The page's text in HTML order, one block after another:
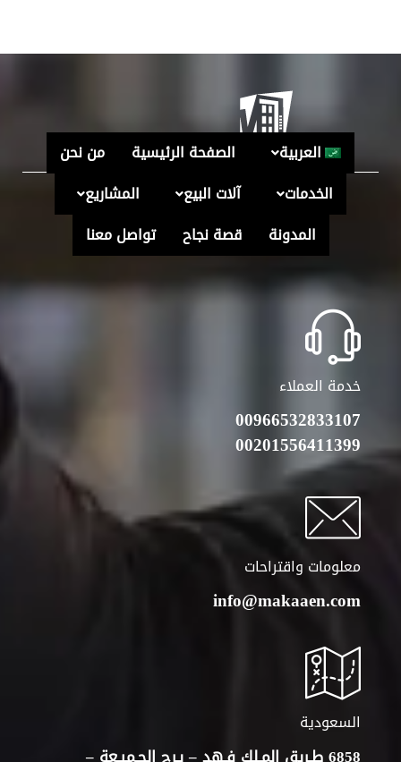
العربية الصفحة الرئيسية
من نحن
الخدمات
آلات البيع
المشاريع
المدونة
قصة نجاح تواصل معنا
خدمة العملاء
00966532833107
00201556411399
معلومات واقتراحات
info@makaaen.com
السعودية